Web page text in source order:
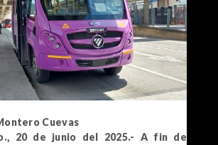
Cuevas
20 de junio del 2025.- A fin de